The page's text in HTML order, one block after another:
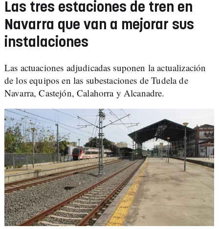
Las tres estaciones de tren en
Navarra que van a mejorar sus
instalaciones
Las actuaciones adjudicadas suponen la actualización
de los equipos en las subestaciones de Tudela de
Navarra, Castejón, Calahorra y Alcanadre.